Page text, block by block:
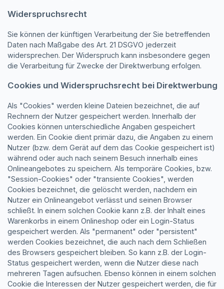
Widerspruchsrecht
Sie können der künftigen Verarbeitung der Sie betreffenden
Daten nach Maßgabe des Art. 21 DSGVO jederzeit
widersprechen. Der Widerspruch kann insbesondere gegen
die Verarbeitung für Zwecke der Direktwerbung erfolgen.
Cookies und Widerspruchsrecht bei Direktwerbung
Als "Cookies" werden kleine Dateien bezeichnet, die auf
Rechnern der Nutzer gespeichert werden. Innerhalb der
Cookies können unterschiedliche Angaben gespeichert
werden. Ein Cookie dient primär dazu, die Angaben zu einem
Nutzer (bzw. dem Gerät auf dem das Cookie gespeichert ist)
während oder auch nach seinem Besuch innerhalb eines
Onlineangebotes zu speichern. Als temporäre Cookies, bzw.
"Session-Cookies" oder "transiente Cookies", werden
Cookies bezeichnet, die gelöscht werden, nachdem ein
Nutzer ein Onlineangebot verlässt und seinen Browser
schließt. In einem solchen Cookie kann z.B. der Inhalt eines
Warenkorbs in einem Onlineshop oder ein Login-Status
gespeichert werden. Als "permanent" oder "persistent"
werden Cookies bezeichnet, die auch nach dem Schließen
des Browsers gespeichert bleiben. So kann z.B. der Login-
Status gespeichert werden, wenn die Nutzer diese nach
mehreren Tagen aufsuchen. Ebenso können in einem solchen
Cookie die Interessen der Nutzer gespeichert werden, die für